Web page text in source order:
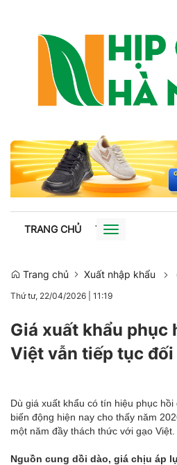
TRANG CHỦ TIN TỨC
Toggle
Trang chủ Xuất nhập khẩu
Thứ tư, 22/04/2026 11:19
Giá xuất khẩu phục
Việt vẫn tiếp tục đối
Dù giá xuất khẩu có tín hiệu phục
biến động hiện nay cho thấy năm
một năm đầy thách thức với gạo Việt.
Nguồn cung dồi dào, giá chịu áp